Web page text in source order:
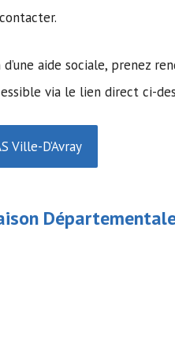
aide sociale, prenez
via le lien direct ci-
Ville-D’Avray